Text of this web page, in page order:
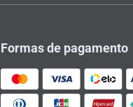
Formas de pagamento